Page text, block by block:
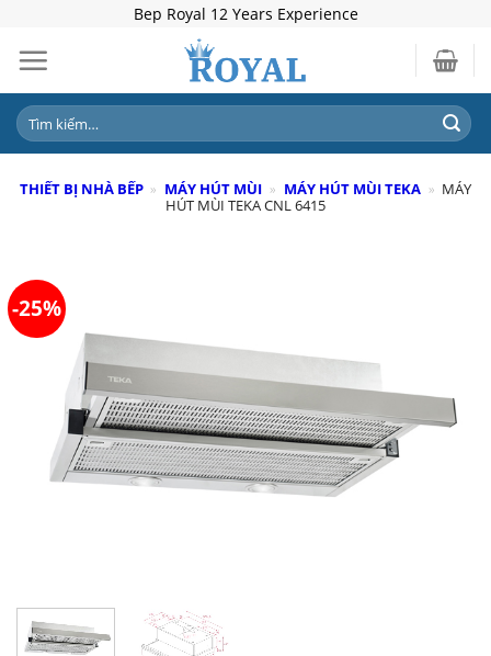
content
Bep Royal 12 Years Experience
Tìm
kiếm:
THIẾT BỊ NHÀ BẾP » MÁY HÚT MÙI » MÁY HÚT MÙI TEKA » MÁY
HÚT MÙI TEKA CNL 6415
-25%